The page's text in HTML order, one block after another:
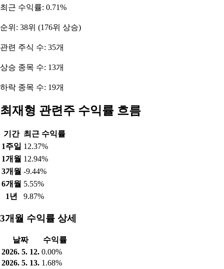
최근 수익률: 0.71%
순위: 38위 (176위 상승)
관련 주식 수: 35개
상승 종목 수: 13개
하락 종목 수: 19개
최재형 관련주 수익률 흐름
기간 최근 수익률
1주일 12.37%
1개월 12.94%
3개월 -9.44%
6개월 5.55%
1년
9.87%
3개월 수익률 상세
날짜
수익률
2026. 5. 12. 0.00%
2026. 5. 13. 1.68%